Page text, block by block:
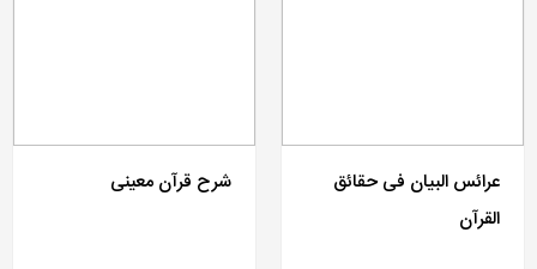
عرائس البیان فی حقائق
القرآن
شرح قرآن معینی